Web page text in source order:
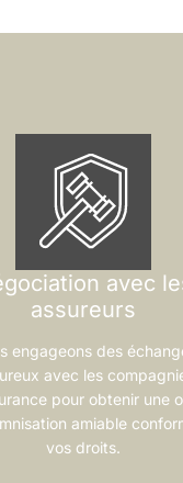
avec
assureurs
engageons des
avec les
pour obtenir une
amiable
vos droits.